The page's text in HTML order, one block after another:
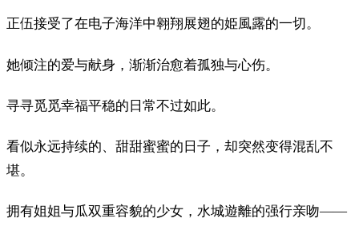
正伍接受了在电子海洋中翱翔展翅的姫風露的一切。
她倾注的爱与献身，渐渐治愈着孤独与心伤。
寻寻觅觅幸福平稳的日常不过如此。
看似永远持续的、甜甜蜜蜜的日子，却突然变得混乱不
堪。
拥有姐姐与瓜双重容貌的少女，水城遊離的强行亲吻——